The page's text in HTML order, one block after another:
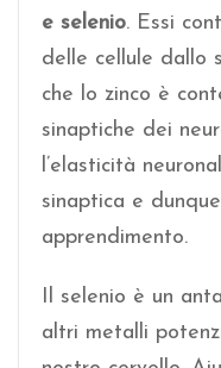
e selenio. Essi
delle cellule dallo
che lo zinco è
sinaptiche dei
l’elasticità
sinaptica e
apprendimento.
Il selenio è un
altri metalli